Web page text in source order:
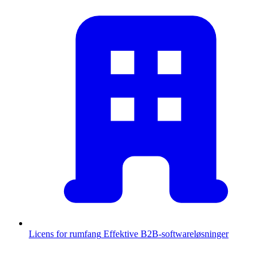
Licens for rumfang Effektive B2B-softwareløsninger